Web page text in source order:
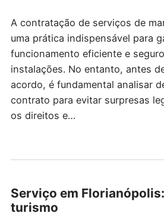
A contratação de serviços de
uma prática indispensável para
funcionamento eficiente e
instalações. No entanto, antes
acordo, é fundamental analisar
contrato para evitar surpresas
os direitos e…
Serviço em
turismo